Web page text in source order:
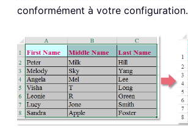
conformément à votre configuration.